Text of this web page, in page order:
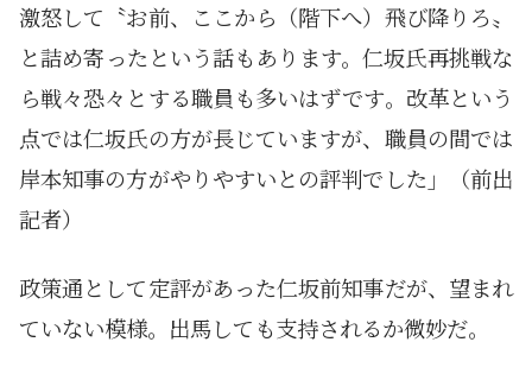
激怒して〝お前、ここから（階下へ）飛び降りろ〟
と詰め寄ったという話もあります。仁坂氏再挑戦な
ら戦々恐々とする職員も多いはずです。改革という
点では仁坂氏の方が長じていますが、職員の間では
岸本知事の方がやりやすいとの評判でした」（前出
記者）
政策通として定評があった仁坂前知事だが、望まれ
ていない模様。出馬しても支持されるか微妙だ。